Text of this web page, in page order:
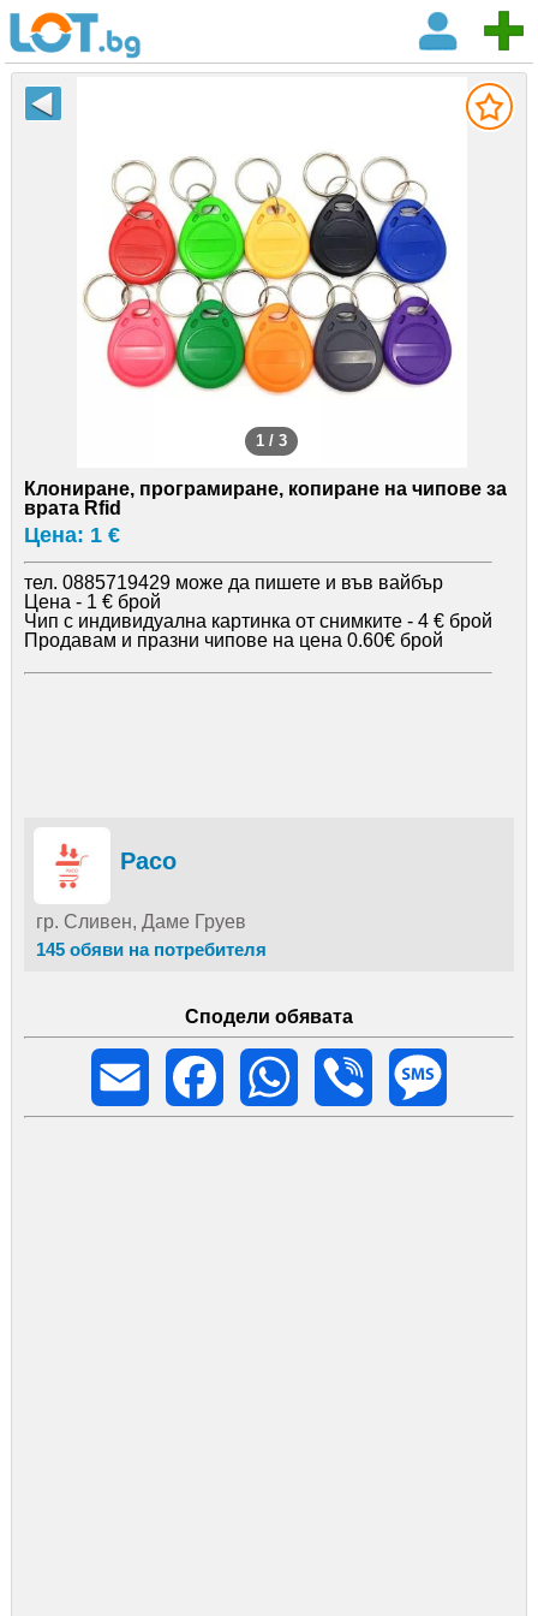
1 / 3
Клониране, програмиране, копиране на чипове за
врата Rfid
Цена: 1 €
тел. 0885719429 може да пишете и във вайбър
Цена - 1 € брой
Чип с индивидуална картинка от снимките - 4 € брой
Продавам и празни чипове на цена 0.60€ брой
Paco
гр. Сливен, Даме Груев
145 обяви на потребителя
Сподели обявата
Email
Facebook WhatsApp Viber